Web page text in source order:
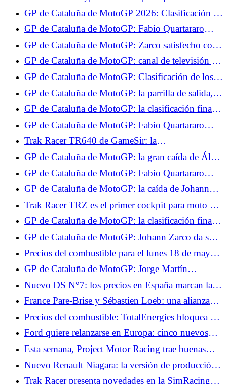
V8 de 1.000 CV en el centro del plan 2030
GP de Cataluña de MotoGP 2026: Clasificación de
pruebas, Zarco y Quartararo pasan a la Q2, no
Jorge Martín
GP de Cataluña de MotoGP: Fabio Quartararo
sorprendido por su actuación en los Tests
GP de Cataluña de MotoGP: Zarco satisfecho con
sus Test, da las áreas de avance para el futuro
GP de Cataluña de MotoGP: canal de televisión y
horarios de la carrera al sprint, Quartararo y Zarco
esperan brillar
GP de Cataluña de MotoGP: Clasificación de los
Libres 2, Quartararo en el Top 5, cae ante Zarco
GP de Cataluña de MotoGP: la parrilla de salida,
Zarco y Quartararo pueden soñar
GP de Cataluña de MotoGP: la clasificación final
de la carrera al sprint, Zarco en el Top 5,
Quartararo sufrió
GP de Cataluña de MotoGP: Fabio Quartararo
espera una carrera difícil el domingo
Trak Racer TR640 de GameSir: la
retroalimentación de fuerza en la punta de los
pulgares.
GP de Cataluña de MotoGP: la gran caída de Álex
Márquez en vídeo
GP de Cataluña de MotoGP: Fabio Quartararo
decepcionado por la falta de velocidad de su
Yamaha
GP de Cataluña de MotoGP: la caída de Johann
Zarco durante la 2ª salida en vídeo
Trak Racer TRZ es el primer cockpit para moto del
gran público.
GP de Cataluña de MotoGP: la clasificación final
de la carrera, un piloto pierde su podio, Quartararo
gana una plaza
GP de Cataluña de MotoGP: Johann Zarco da su
noticia, sabemos el alcance de sus lesiones
Precios del combustible para el lunes 18 de mayo:
2,14 €/L de diésel y 2,04 €/L SP95-E10, los
precios se mantienen estables
GP de Cataluña de MotoGP: Jorge Martín
preocupado por los accidentes de Alex Márquez y
Johann Zarco en carrera
Nuevo DS N°7: los precios en España marcan la
pauta en Francia, desde 45.441 €
France Pare-Brise y Sébastien Loeb: una alianza
obvia entre técnica y alto nivel
Precios del combustible: TotalEnergies bloquea el
diésel a 2,09 €/L y la gasolina a 1,99 €/L este fin
de semana
Ford quiere relanzarse en Europa: cinco nuevos
modelos anunciados hasta finales de 2029
Esta semana, Project Motor Racing trae buenas
noticias: reclutamiento, parche, DLC y VR.
Nuevo Renault Niagara: la versión de producción
del pick-up presentada en septiembre
Trak Racer presenta novedades en la SimRacing